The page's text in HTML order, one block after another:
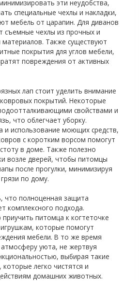
эти неудобства,
специальные чехлы и накладки,
мебель от царапин. Для диванов
съемные чехлы из прочных и
материалов. Также существуют
покрытия для углов мебели,
повреждения от активных
лап стоит уделить внимание
покрытий. Некоторые
свойствами и
что облегчает уборку.
и использование моющих средств,
с коротким ворсом помогут
в доме. Также полезно
возле дверей, чтобы питомцы
после прогулки, минимизируя
по дому.
что полноценная защита
комплексного подхода.
питомца к когтеточке
которые помогут
мебели. В то же время
уюта, не жертвуя
выбирая такие
легко чистятся и
домашних животных.